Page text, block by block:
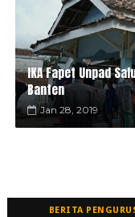
IKA Fapet Unpad
Banten
Jan 28, 2019
BERITA